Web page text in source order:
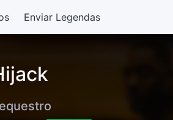
Enviar Legendas